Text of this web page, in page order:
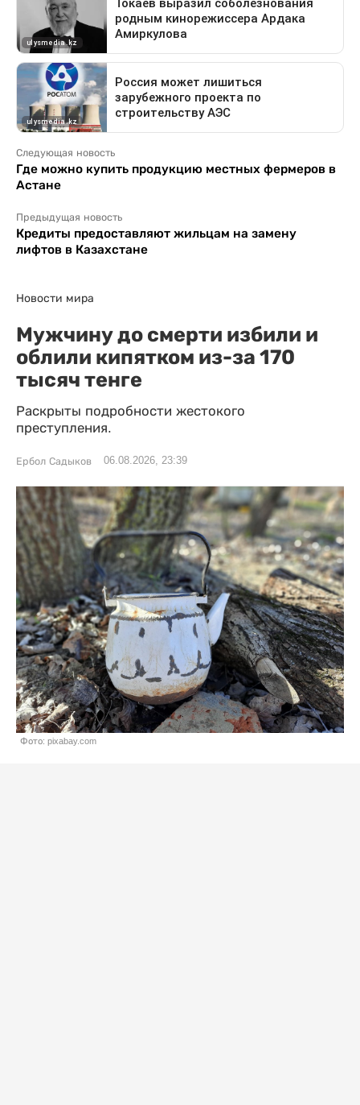
Следующая новость
Где можно купить продукцию местных фермеров в
Астане
Предыдущая новость
Кредиты предоставляют жильцам на замену
лифтов в Казахстане
Новости мира
Мужчину до смерти избили и
облили кипятком из-за 170
тысяч тенге
Раскрыты подробности жестокого
преступления.
Ербол Садыков 06.08.2026, 23:39
Фото: pixabay.com